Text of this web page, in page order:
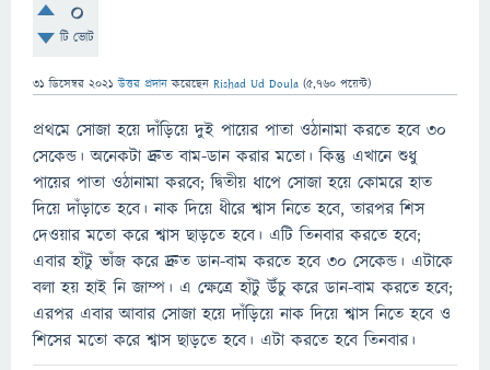
0
টি ভোট
31 ডিসেম্বর 2021 উত্তর প্রদান করেছেন Rishad Ud Doula (5,760 পয়েন্ট)
প্রথমে সোজা হয়ে দাঁড়িয়ে দুই পায়ের পাতা ওঠানামা করতে হবে ৩০
সেকেন্ড। অনেকটা দ্রুত বাম-ডান করার মতো। কিন্তু এখানে শুধু
পায়ের পাতা ওঠানামা করবে; দ্বিতীয় ধাপে সোজা হয়ে কোমরে হাত
দিয়ে দাঁড়াতে হবে। নাক দিয়ে ধীরে শ্বাস নিতে হবে, তারপর শিস
দেওয়ার মতো করে শ্বাস ছাড়তে হবে। এটি তিনবার করতে হবে;
এবার হাঁটু ভাঁজ করে দ্রুত ডান-বাম করতে হবে ৩০ সেকেন্ড। এটাকে
বলা হয় হাই নি জাম্প। এ ক্ষেত্রে হাঁটু উঁচু করে ডান-বাম করতে হবে;
এরপর এবার আবার সোজা হয়ে দাঁড়িয়ে নাক দিয়ে শ্বাস নিতে হবে ও
শিসের মতো করে শ্বাস ছাড়তে হবে। এটা করতে হবে তিনবার।